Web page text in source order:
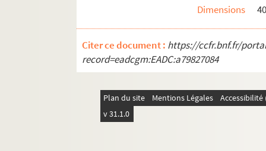
Dimensions
Citer ce document : https://ccfr.bnf.fr/
record=eadcgm:EADC:a79827084
Plan du site Mentions Légales
v 31.1.0